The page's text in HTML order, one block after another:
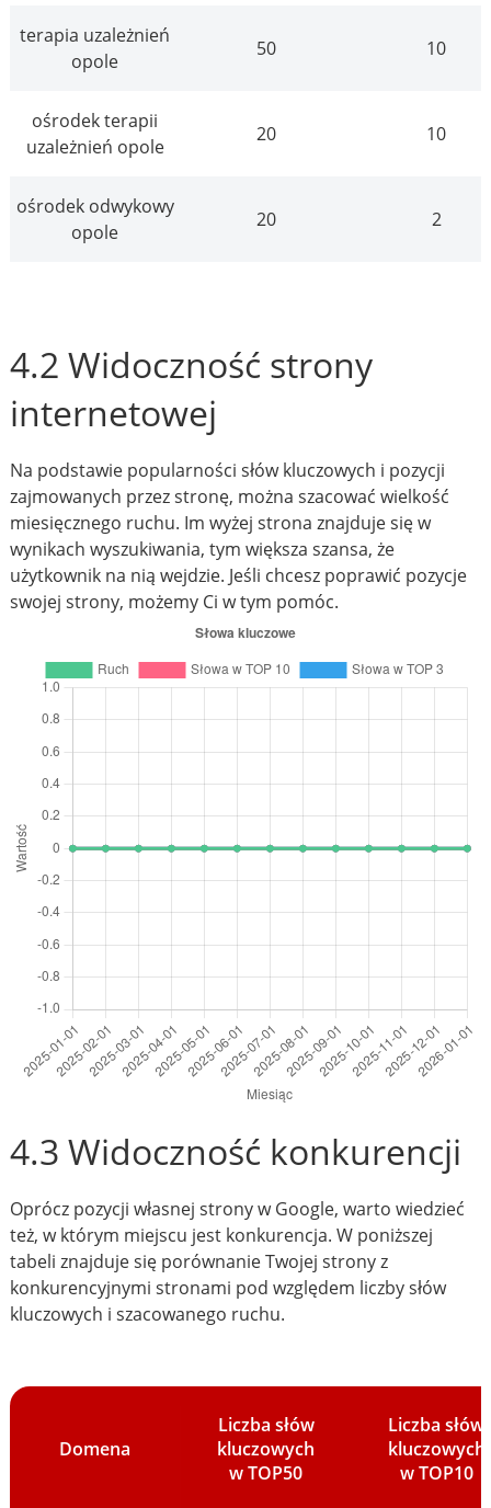
terapia uzależnień
opole
50 10
ośrodek terapii
uzależnień opole
20 10
ośrodek odwykowy
opole
20 2
4.2 Widoczność strony
internetowej
Na podstawie popularności słów kluczowych i pozycji
zajmowanych przez stronę, można szacować wielkość
miesięcznego ruchu. Im wyżej strona znajduje się w
wynikach wyszukiwania, tym większa szansa, że
użytkownik na nią wejdzie. Jeśli chcesz poprawić pozycje
swojej strony, możemy Ci w tym pomóc.
4.3 Widoczność konkurencji
Oprócz pozycji własnej strony w Google, warto wiedzieć
też, w którym miejscu jest konkurencja. W poniższej
tabeli znajduje się porównanie Twojej strony z
konkurencyjnymi stronami pod względem liczby słów
kluczowych i szacowanego ruchu.
Domena
Liczba słów
kluczowych
w TOP50
Liczba słów
kluczowych
w TOP10